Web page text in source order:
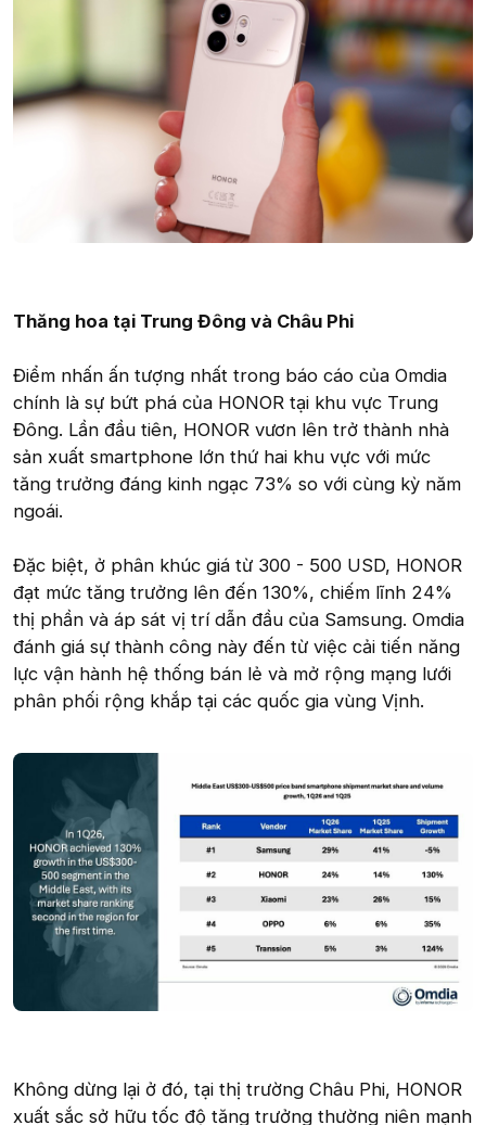
Thăng hoa tại Trung Đông và Châu Phi
Điểm nhấn ấn tượng nhất trong báo cáo của Omdia
chính là sự bứt phá của HONOR tại khu vực Trung
Đông. Lần đầu tiên, HONOR vươn lên trở thành nhà
sản xuất smartphone lớn thứ hai khu vực với mức
tăng trưởng đáng kinh ngạc 73% so với cùng kỳ năm
ngoái.
Đặc biệt, ở phân khúc giá từ 300 - 500 USD, HONOR
đạt mức tăng trưởng lên đến 130%, chiếm lĩnh 24%
thị phần và áp sát vị trí dẫn đầu của Samsung. Omdia
đánh giá sự thành công này đến từ việc cải tiến năng
lực vận hành hệ thống bán lẻ và mở rộng mạng lưới
phân phối rộng khắp tại các quốc gia vùng Vịnh.
Không dừng lại ở đó, tại thị trường Châu Phi, HONOR
xuất sắc sở hữu tốc độ tăng trưởng thường niên mạnh